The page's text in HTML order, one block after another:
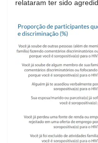
relataram ter sido